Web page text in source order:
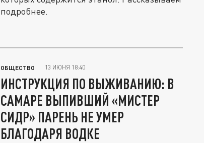
подробнее.
ОБЩЕСТВО 13 ИЮНЯ 18:40
ИНСТРУКЦИЯ ПО ВЫЖИВАНИЮ: В
САМАРЕ ВЫПИВШИЙ «МИСТЕР
СИДР» ПАРЕНЬ НЕ УМЕР
БЛАГОДАРЯ ВОДКЕ